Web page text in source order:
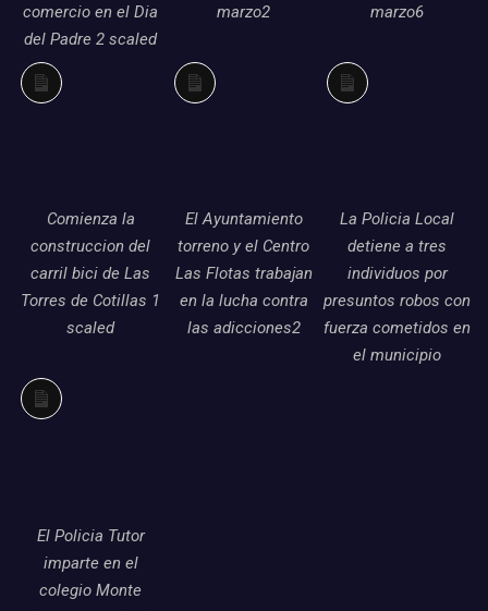
comercio en el Dia
del Padre 2 scaled
marzo2
marzo6
Larga
Comienza la
construccion del
carril bici de Las
Torres de Cotillas 1
scaled
Larga
El Ayuntamiento
torreno y el Centro
Las Flotas trabajan
en la lucha contra
las adicciones2
Larga
La Policia Local
detiene a tres
individuos por
presuntos robos con
fuerza cometidos en
el municipio
Larga
El Policia Tutor
imparte en el
colegio Monte